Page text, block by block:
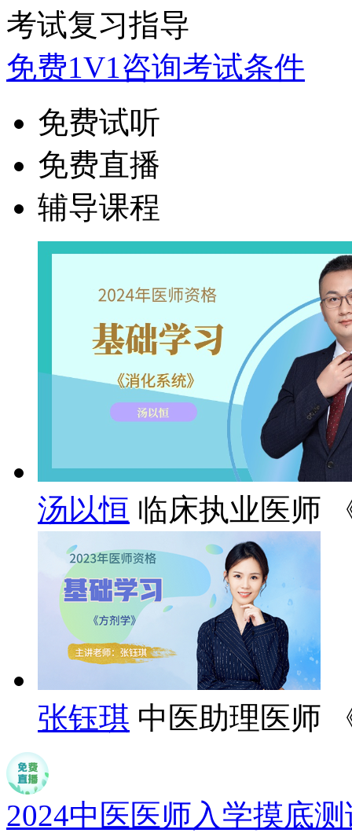
考试复习指导
免费1V1咨询考试条件
免费试听
免费直播
辅导课程
汤以恒 临床执业医师
张钰琪 中医助理医师
2024中医医师入学摸底